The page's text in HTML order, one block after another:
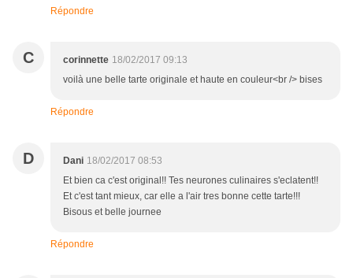
Répondre
C corinnette 18/02/2017 09:13
voilà une belle tarte originale et haute en couleur<br /> bises
Répondre
D Dani 18/02/2017 08:53
Et bien ca c'est original!! Tes neurones culinaires s'eclatent!!
Et c'est tant mieux, car elle a l'air tres bonne cette tarte!!!
Bisous et belle journee
Répondre